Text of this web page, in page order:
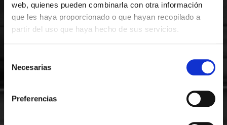
web, quienes pueden combinarla con otra información
que les haya proporcionado o que hayan recopilado a
partir del uso que haya hecho de sus servicios.
Necesarias
Preferencias
Carrocerías
Encuentra tu vehículo entre nuestras carrocerías
TODOTERRENO